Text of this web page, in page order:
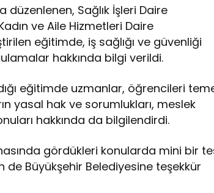
düzenlenen, Sağlık İşleri Daire
ve Aile Hizmetleri Daire
eğitimde, iş sağlığı ve güvenliği
hakkında bilgi verildi.
eğitimde uzmanlar, öğrencileri
yasal hak ve sorumlukları, meslek
hakkında da bilgilendirdi.
gördükleri konularda mini bir
de Büyükşehir Belediyesine teşekkür